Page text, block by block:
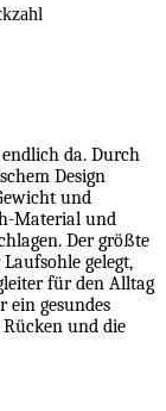
da. Durch
Design
und
Material und
Der größte
gelegt,
für den Alltag
ein gesundes
und die